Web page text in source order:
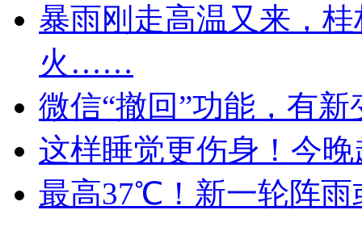
暴雨刚走高温又来，
火……
微信“撤回”功能，有新
这样睡觉更伤身！今
最高37℃！新一轮阵雨